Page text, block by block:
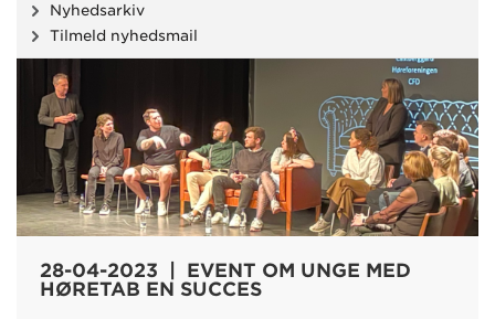
Nyhedsarkiv
Tilmeld nyhedsmail
28-04-2023 | EVENT OM UNGE MED
HØRETAB EN SUCCES